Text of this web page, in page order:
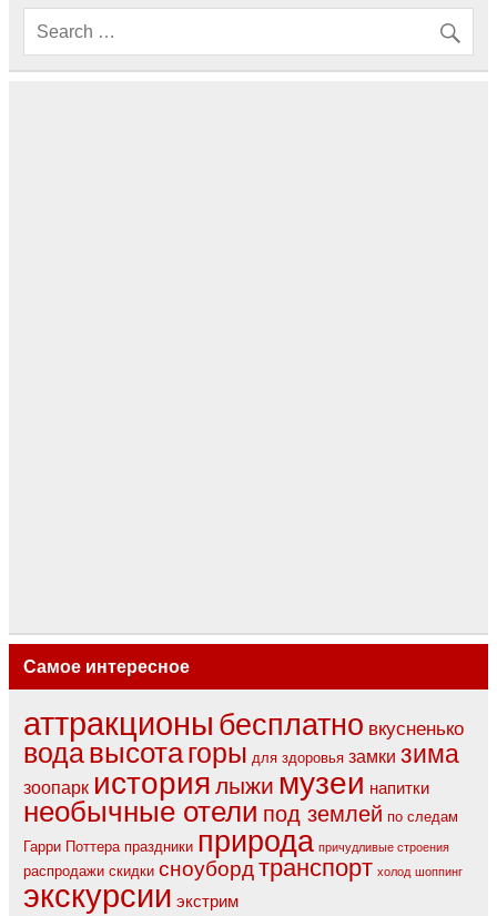
Самое интересное
аттракционы бесплатно вкусненько
водавысотагоры для здоровья замки зима
зоопарк история лыжи музеи напитки
необычные отели под землей по следам
Гарри Поттера праздники природа причудливые строения
распродажи скидки сноуборд транспорт холод шоппинг
экскурсии экстрим